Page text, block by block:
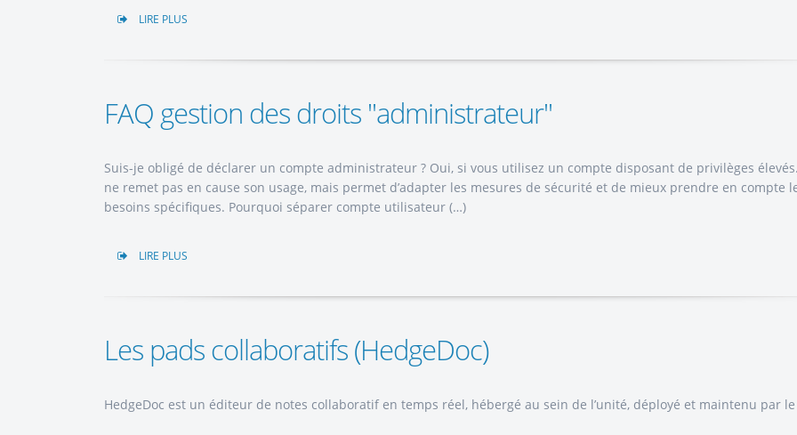
LIRE PLUS
FAQ gestion des droits "administrateur"
Suis-je obligé de déclarer un compte administrateur ? Oui, si vous utilisez un compte disposant de privilèges
ne remet pas en cause son usage, mais permet d’adapter les mesures de sécurité et de mieux prendre en compte
besoins spécifiques. Pourquoi séparer compte utilisateur (…)
LIRE PLUS
Les pads collaboratifs (HedgeDoc)
HedgeDoc est un éditeur de notes collaboratif en temps réel, hébergé au sein de l’unité, déployé et maintenu par le